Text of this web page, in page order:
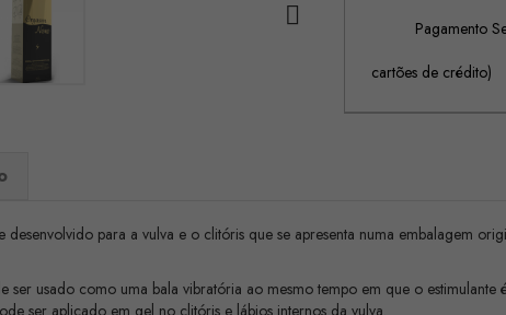

Pagamento
cartões de crédito)
para a vulva e o clitóris que se apresenta numa embalagem
usado como uma bala vibratória ao mesmo tempo em que o
ser aplicado em gel no clitóris e lábios internos da vulva.